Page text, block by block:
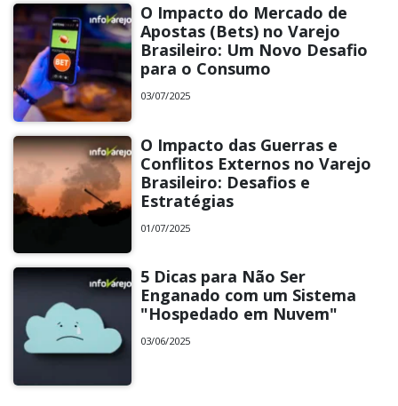
O Impacto do Mercado de
Apostas (Bets) no Varejo
Brasileiro: Um Novo Desafio
para o Consumo
03/07/2025
O Impacto das Guerras e
Conflitos Externos no Varejo
Brasileiro: Desafios e
Estratégias
01/07/2025
5 Dicas para Não Ser
Enganado com um Sistema
"Hospedado em Nuvem"
03/06/2025